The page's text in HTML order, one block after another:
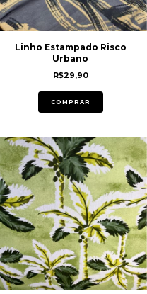
Linho Estampado Risco
Urbano
R$29,90
COMPRAR